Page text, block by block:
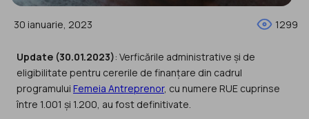
30 ianuarie, 2023 1299
Update (30.01.2023): Verficările administrative și de
eligibilitate pentru cererile de finanțare din cadrul
programului Femeia Antreprenor, cu numere RUE cuprinse
între 1.001 și 1.200, au fost definitivate.